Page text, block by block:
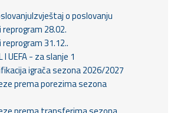
o poslovanju
28.02.
31.12..
I UEFA - za slanje 1
igrača sezona 2026/2027
prema porezima sezona